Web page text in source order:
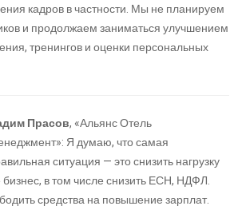
кадров в частности. Мы не планируем
и продолжаем заниматься улучшением
тренингов и оценки персональных
Прасов, «Альянс Отель
Я думаю, что самая
ситуация — это снизить нагрузку
бизнес, в том числе снизить ЕСН, НДФЛ.
средства на повышение зарплат.